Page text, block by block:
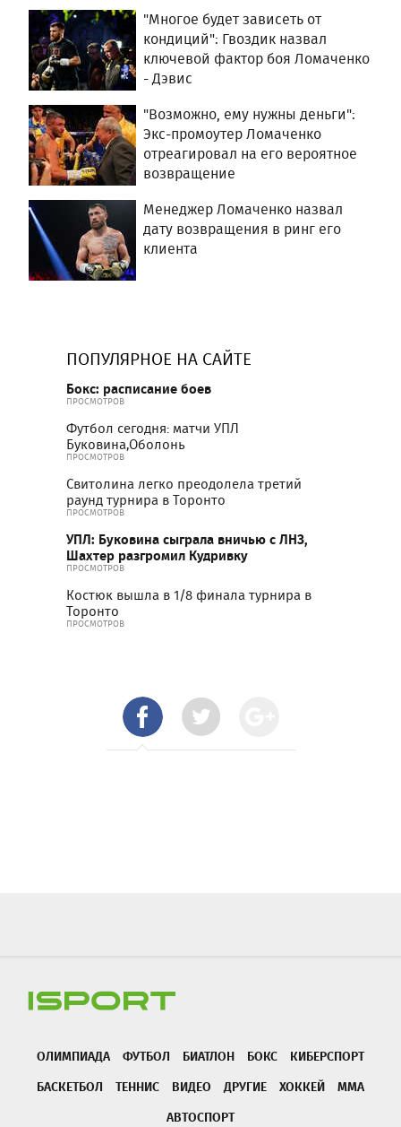
"Многое будет зависеть от
кондиций": Гвоздик назвал
ключевой фактор боя Ломаченко
- Дэвис
"Возможно, ему нужны деньги":
Экс-промоутер Ломаченко
отреагировал на его вероятное
возвращение
Менеджер Ломаченко назвал
дату возвращения в ринг его
клиента
ПОПУЛЯРНОЕ НА САЙТЕ
Бокс: расписание боев
ПРОСМОТРОВ
Футбол сегодня: матчи УПЛ
Буковина,Оболонь
ПРОСМОТРОВ
Свитолина легко преодолела третий
раунд турнира в Торонто
ПРОСМОТРОВ
УПЛ: Буковина сыграла вничью с ЛНЗ,
Шахтер разгромил Кудривку
ПРОСМОТРОВ
Костюк вышла в 1/8 финала турнира в
Торонто
ПРОСМОТРОВ
ОЛИМПИАДА ФУТБОЛ БИАТЛОН БОКС
КИБЕРСПОРТ
БАСКЕТБОЛ
ТЕННИС ВИДЕО ДРУГИЕ ХОККЕЙ
ММА
АВТОСПОРТ